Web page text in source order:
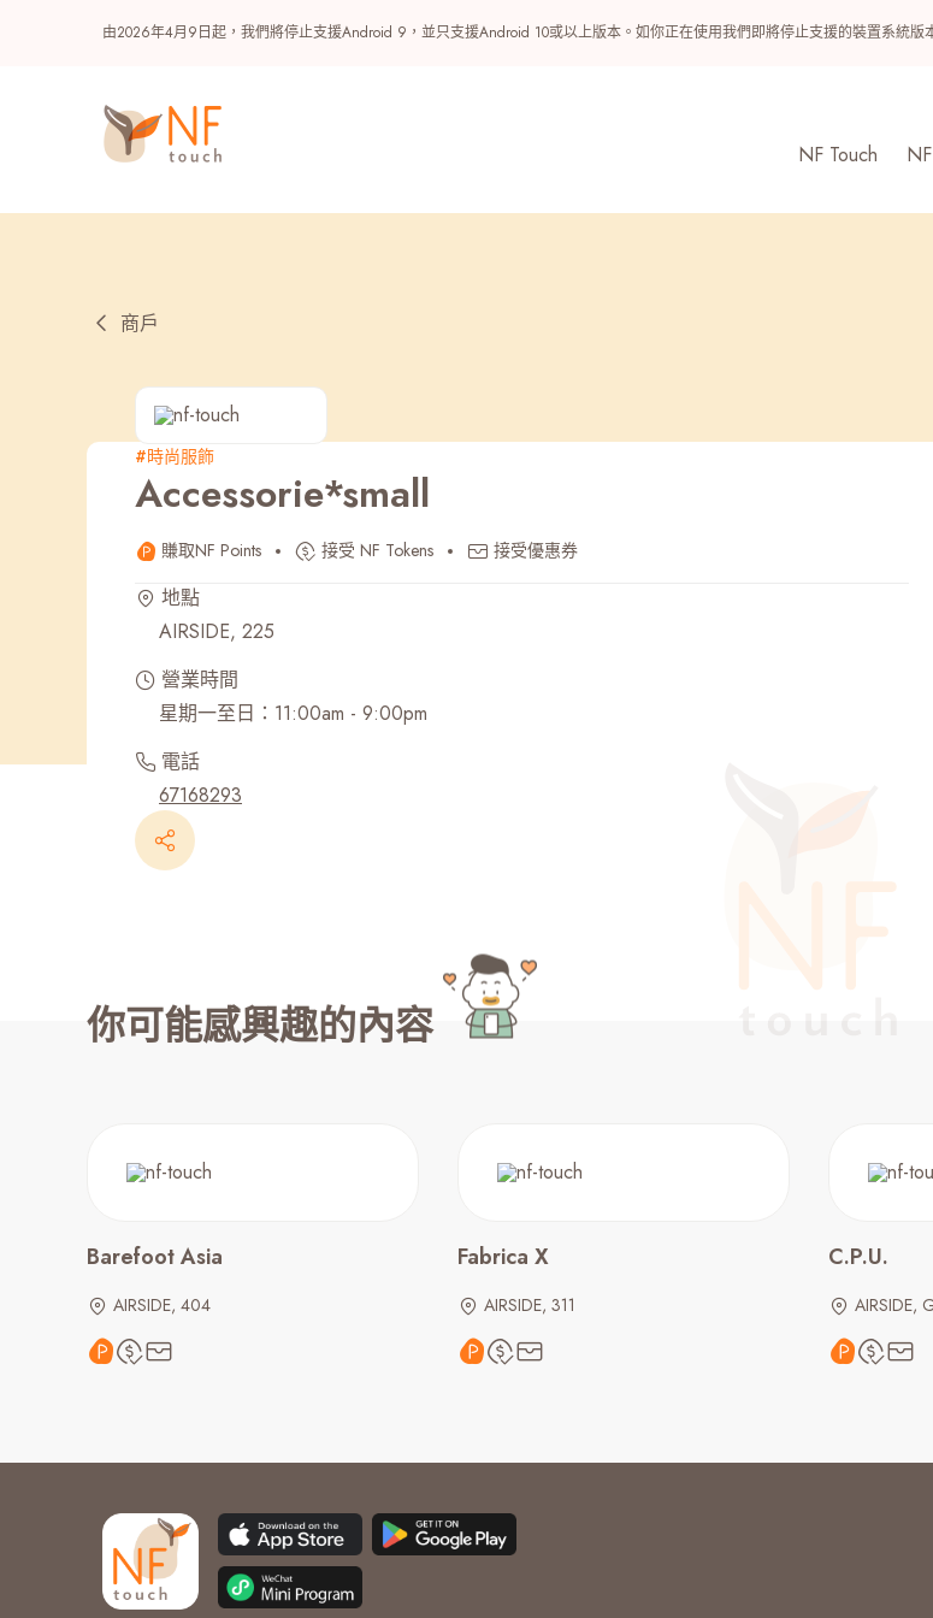
由2026年4月9日起，我們將停止支援Android 9，並只支援Android 10或以上版本。如你正在使用我們即將停止支援的裝置系統版
NF Touch
熱門
NF 種籽 NF Points AIRSIDE
最近搜尋紀錄
商戶
#時尚服飾
Accessorie*small
賺取NF Points 接受 NF Tokens 接受優惠券
地點
AIRSIDE, 225
營業時間
星期一至日：11:00am - 9:00pm
電話
67168293
你可能感興趣的內容
Barefoot Asia
AIRSIDE, 404
Fabrica X
AIRSIDE, 311
C.P.U.
AIRSIDE,